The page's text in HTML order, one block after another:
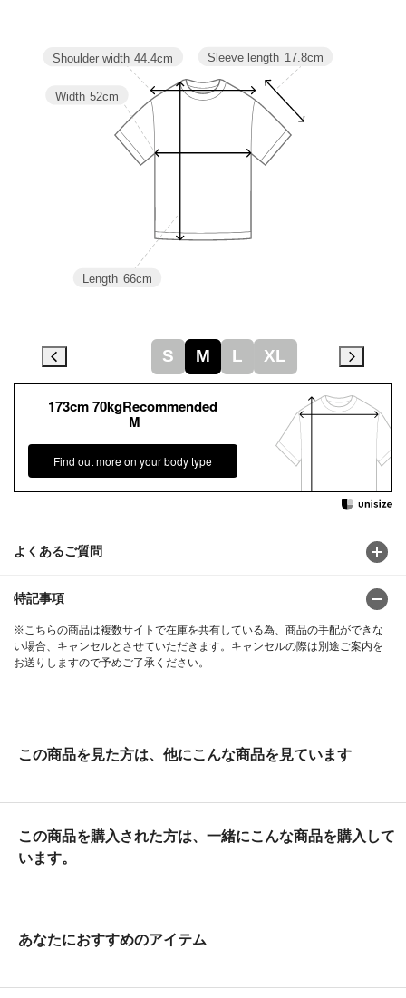
よくあるご質問
特記事項
※こちらの商品は複数サイトで在庫を共有している為、商品の手配ができな
い場合、キャンセルとさせていただきます。キャンセルの際は別途ご案内を
お送りしますので予めご了承ください。
173cm 70kgRecommended
M
Find out more on your body type
Sleeve length 17.8cm
Length 66cm
Width 52cm
Shoulder width 44.4cm
S M L XL
この商品を見た方は、他にこんな商品を見ています
この商品を購入された方は、一緒にこんな商品を購入して
います。
あなたにおすすめのアイテム